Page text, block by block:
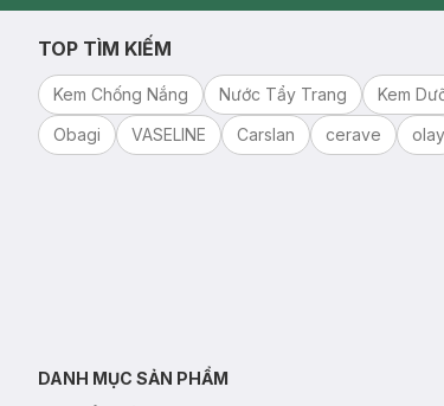
TOP TÌM KIẾM
Kem Chống Nắng Nước Tẩy Trang Kem
Obagi
VASELINE Carslan cerave olay
DANH MỤC SẢN PHẨM